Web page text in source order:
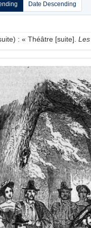
Date Descending
: « Théâtre [suite].